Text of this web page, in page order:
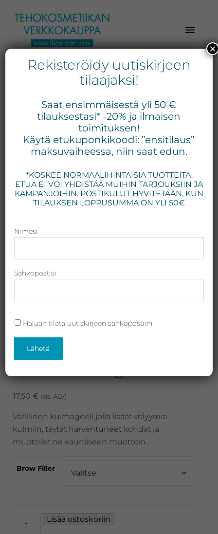
pääsisältöön
ensisijaiseen
sivupalkkiin
alatunnisteeseen
Ihonhoito.com
Kosmetiikan
verkkokauppa
Tilaa
tänään
Verkkokaupasta
tuotteet:
Exuviance,
Medik8,
Priori,
Bion,
Gernétic,
Revitalash,
Jane
Raili
Heliocare
Artdeco Brow Filler,
17,50 € (sis. ALV)
Värillinen kulmageeli jolla lisäät volyymia
kulmiin, täytät harventuneet kohdat ja
muotoilet ne kauniiseen muotoon.
Brow Filler
Brow
Lisää ostoskoriin
Rekisteröidy uutiskirjeen
tilaajaksi!
Saat ensimmäisestä yli 50 €
tilauksestasi* -20% ja ilmaisen
toimituksen!
Käytä etukuponkikoodi: ”ensitilaus”
maksuvaiheessa, niin saat edun.
*KOSKEE NORMAALIHINTAISIA TUOTTEITA.
ETUA EI VOI YHDISTÄÄ MUIHIN TARJOUKSIIN JA
KAMPANJOIHIN. POSTIKULUT HYVITETÄÄN, KUN
TILAUKSEN LOPPUSUMMA ON YLI 50€
Nimesi
Sähköpostisi
Haluan tilata uutiskirjeen sähköpostiini
×